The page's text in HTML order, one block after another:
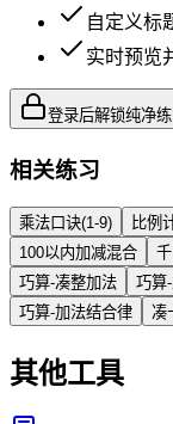
自定义标
实时预览
登录后解锁纯净
相关练习
乘法口诀(1-9) 比例
100以内加减混合
巧算-凑整加法
巧算
巧算-加法结合律
凑
其他工具